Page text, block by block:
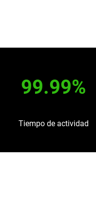
99.99%
Tiempo de actividad